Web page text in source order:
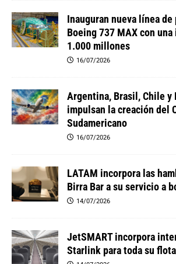
Inauguran nueva línea
Boeing 737 MAX con
1.000 millones
16/07/2026
Argentina, Brasil, Chile y
impulsan la creación del
Sudamericano
16/07/2026
LATAM incorpora las
Birra Bar a su servicio a
14/07/2026
JetSMART incorpora
Starlink para toda su flota